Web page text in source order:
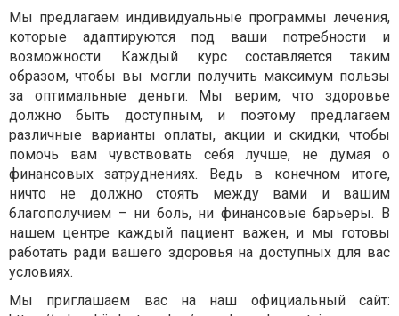
Мы предлагаем индивидуальные программы лечения,
которые адаптируются под ваши потребности и
возможности. Каждый курс составляется таким
образом, чтобы вы могли получить максимум пользы
за оптимальные деньги. Мы верим, что здоровье
должно быть доступным, и поэтому предлагаем
различные варианты оплаты, акции и скидки, чтобы
помочь вам чувствовать себя лучше, не думая о
финансовых затруднениях. Ведь в конечном итоге,
ничто не должно стоять между вами и вашим
благополучием – ни боль, ни финансовые барьеры. В
нашем центре каждый пациент важен, и мы готовы
работать ради вашего здоровья на доступных для вас
условиях.
Мы приглашаем вас на наш официальный сайт: